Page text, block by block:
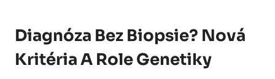
Diagnóza Bez Biopsie? Nová
Kritéria A Role Genetiky